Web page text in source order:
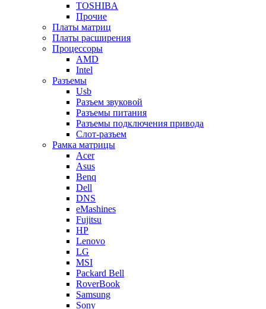
TOSHIBA
Прочие
Платы матриц
Платы расширения
Процессоры
AMD
Intel
Разъемы
Usb
Разъем звуковой
Разъемы питания
Разъемы подключения привода
Слот-разъем
Рамка матрицы
Acer
Asus
Benq
Dell
DNS
eMashines
Fujitsu
HP
Lenovo
LG
MSI
Packard Bell
RoverBook
Samsung
Sony